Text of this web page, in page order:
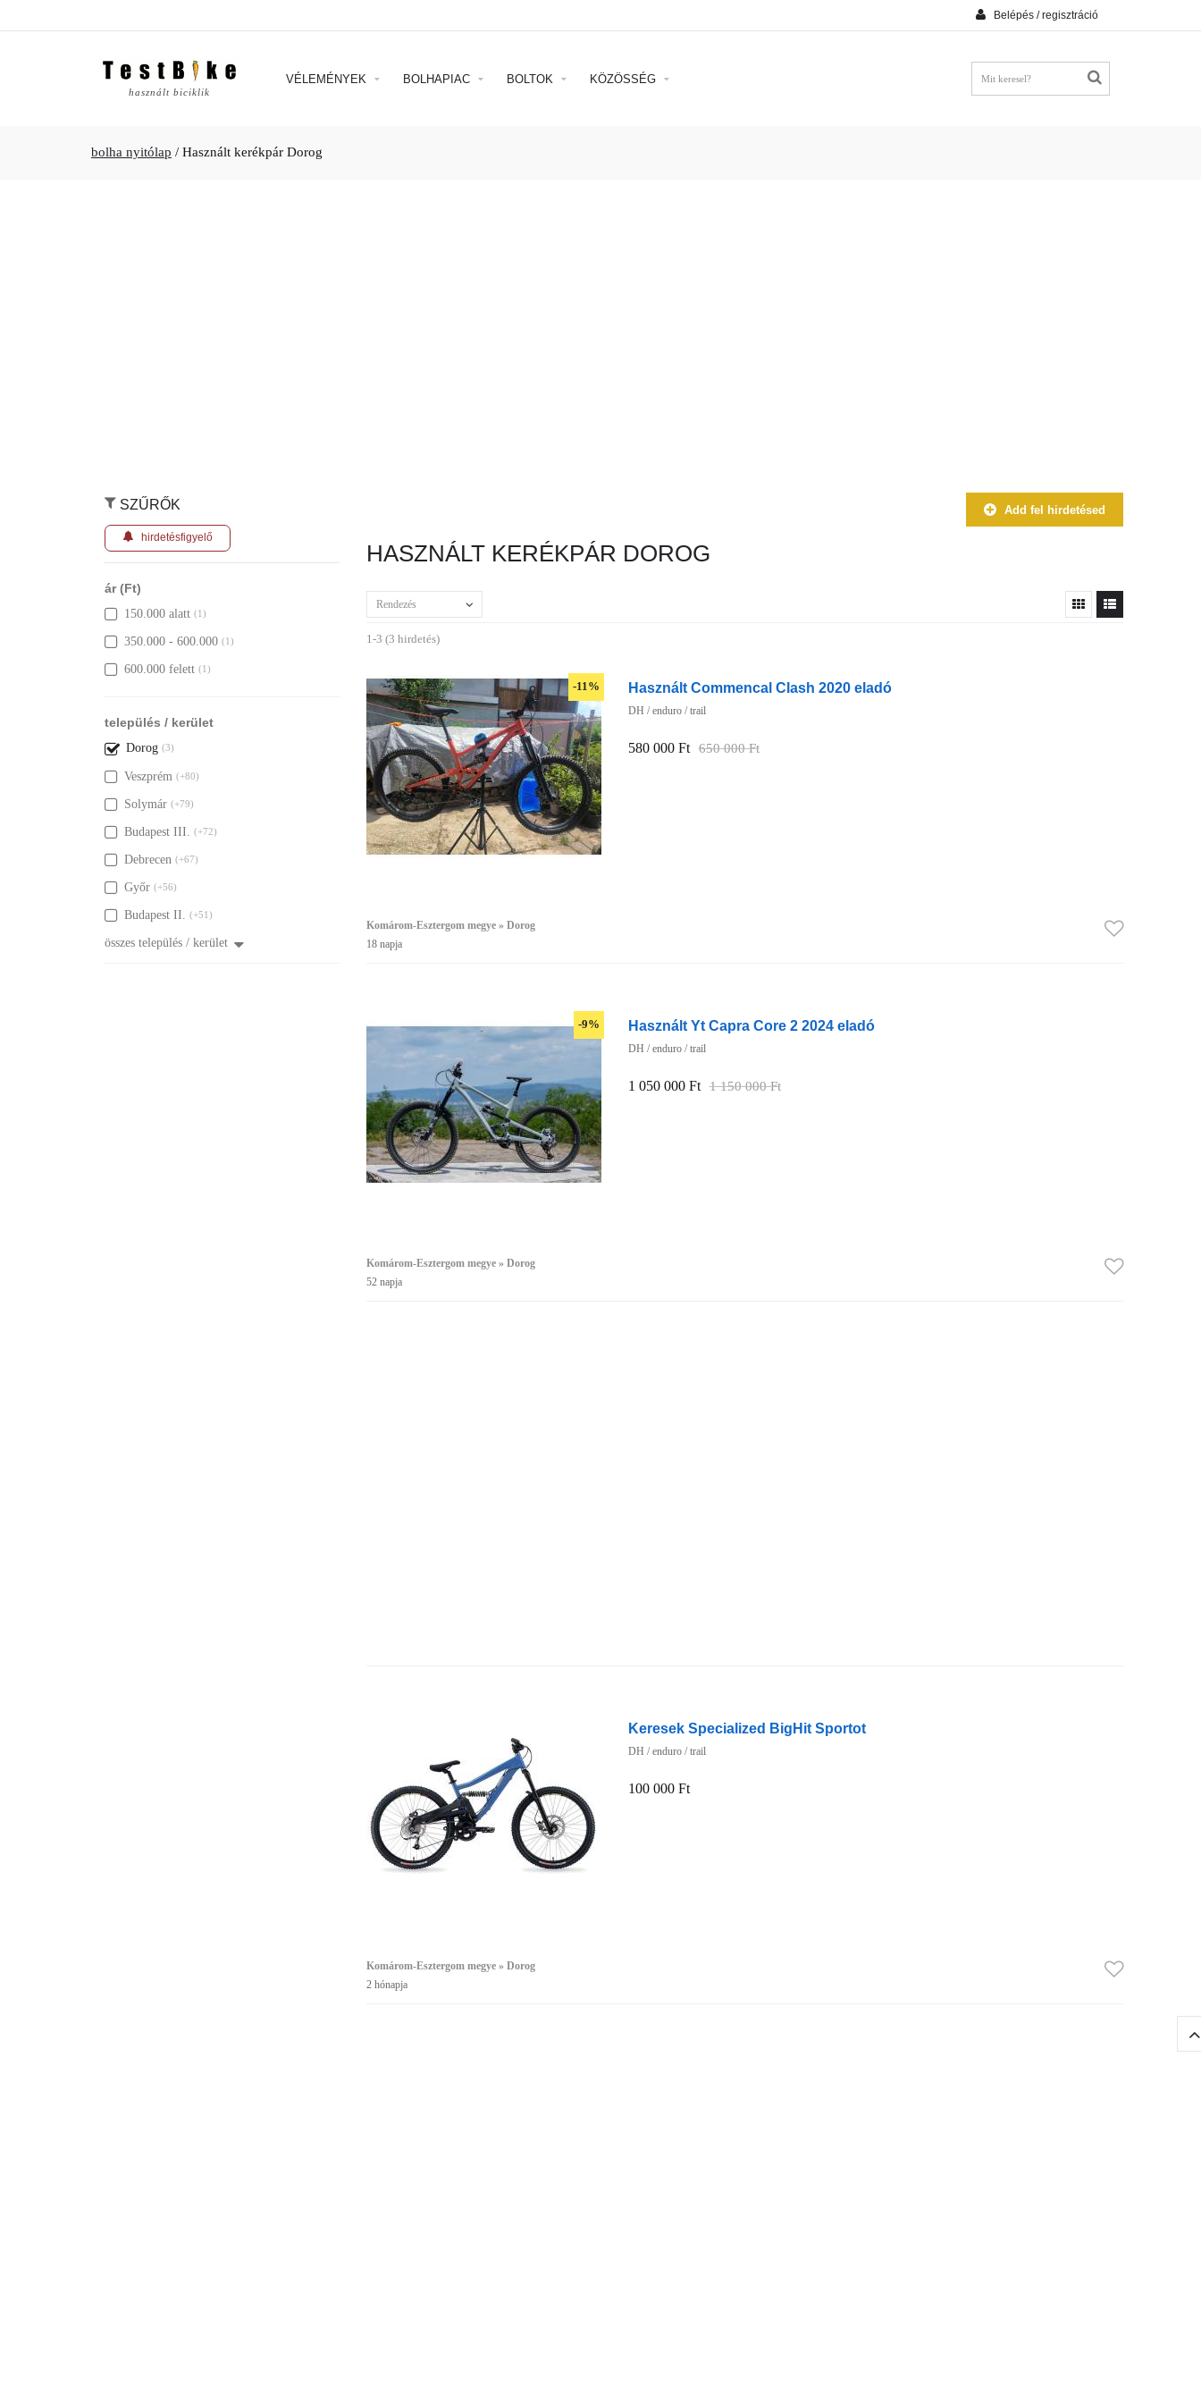
Belépés / regisztráció
használt biciklik
VÉLEMÉNYEK BOLHAPIAC BOLTOK KÖZÖSSÉG
bolha nyitólap / Használt kerékpár Dorog
SZŰRŐK
hirdetésfigyelő
ár (Ft)
150.000 alatt (1)
350.000 - 600.000 (1)
600.000 felett (1)
település / kerület
Dorog (3)
Veszprém (+80)
Solymár (+79)
Budapest III. (+72)
Debrecen (+67)
Győr (+56)
Budapest II. (+51)
összes település / kerület
Add fel hirdetésed
HASZNÁLT KERÉKPÁR DOROG
Rendezés
1-3 (3 hirdetés)
-11% Használt Commencal Clash 2020 eladó
DH / enduro / trail
580 000 Ft 650 000 Ft
Komárom-Esztergom megye » Dorog
18 napja
-9% Használt Yt Capra Core 2 2024 eladó
DH / enduro / trail
1 050 000 Ft 1 150 000 Ft
Komárom-Esztergom megye » Dorog
52 napja
Keresek Specialized BigHit Sportot
DH / enduro / trail
100 000 Ft
Komárom-Esztergom megye » Dorog
2 hónapja